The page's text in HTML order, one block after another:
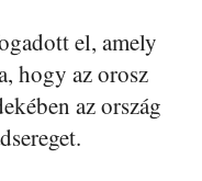
el, amely
hogy az orosz
az ország